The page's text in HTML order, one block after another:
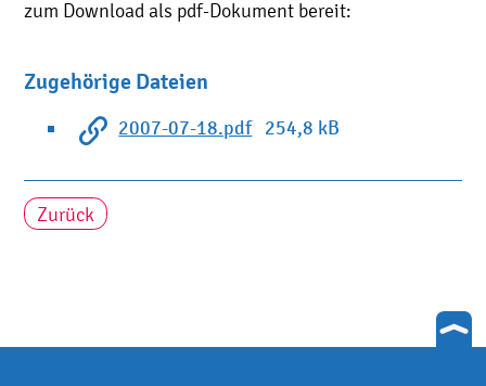
zum Download als pdf-Dokument bereit:
Zugehörige Dateien
2007-07-18.pdf 254,8 kB
Zurück